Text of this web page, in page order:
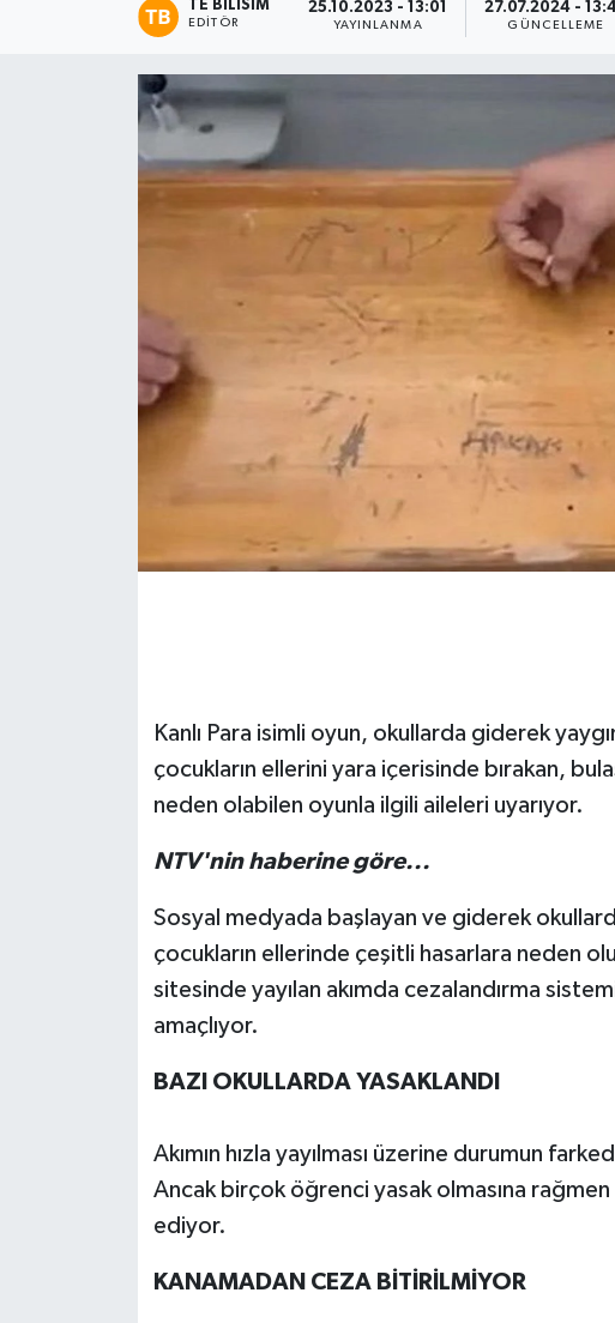
TE BILISIM
EDITÖR
25.10.2023 - 13:01
YAYINLANMA
27.07.2024 -
GÜNCELLEME
Kanlı Para isimli oyun, okullarda giderek
çocukların ellerini yara içerisinde bırakan,
neden olabilen oyunla ilgili aileleri uyarıyor.
NTV'nin haberine göre...
Sosyal medyada başlayan ve giderek
çocukların ellerinde çeşitli hasarlara neden
sitesinde yayılan akımda cezalandırma
amaçlıyor.
BAZI OKULLARDA YASAKLANDI
Akımın hızla yayılması üzerine durumun
Ancak birçok öğrenci yasak olmasına
ediyor.
KANAMADAN CEZA BİTİRİLMİYOR
Magazin
Etkinlikler